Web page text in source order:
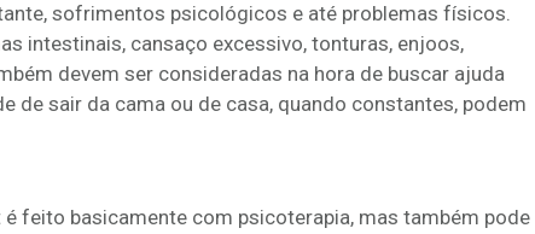
sofrimentos psicológicos e até problemas físicos.
intestinais, cansaço excessivo, tonturas, enjoos,
devem ser consideradas na hora de buscar ajuda
de sair da cama ou de casa, quando constantes, podem
feito basicamente com psicoterapia, mas também pode